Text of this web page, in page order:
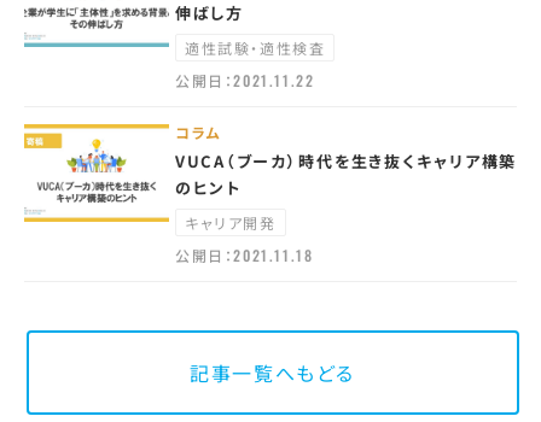
伸ばし方
適性試験・適性検査
公開日：2021.11.22
コラム
VUCA（ブーカ）時代を生き抜くキャリア構築
のヒント
キャリア開発
公開日：2021.11.18
記事一覧へもどる